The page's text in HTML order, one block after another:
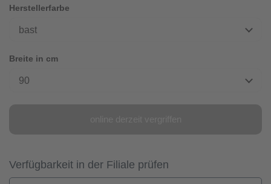
Herstellerfarbe
bast
Breite in cm
90
Verfügbarkeit in der Filiale prüfen